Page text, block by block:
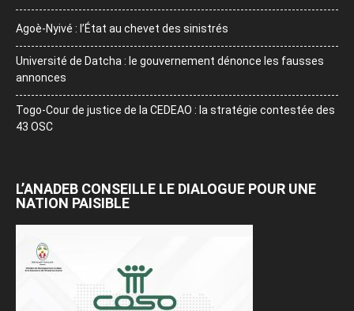
Agoè-Nyivé : l’État au chevet des sinistrés
Université de Datcha : le gouvernement dénonce les fausses
annonces
Togo-Cour de justice de la CEDEAO : la stratégie contestée des
43 OSC
L’ANADEB CONSEILLE LE DIALOGUE POUR UNE
NATION PAISIBLE